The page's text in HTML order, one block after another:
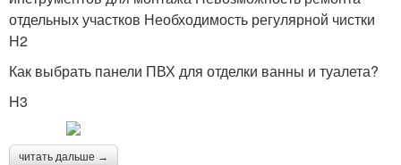
отдельных участков Необходимость регулярной чистки
H2
Как выбрать панели ПВХ для отделки ванны и туалета?
H3
читать дальше →